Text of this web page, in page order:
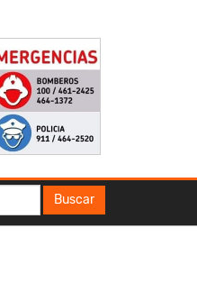
Buscar